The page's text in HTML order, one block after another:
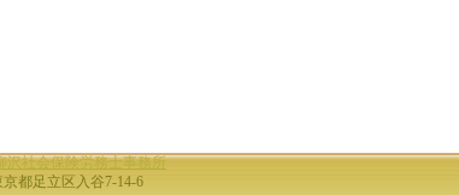
沢社会保険労務士事務所
京都足立区入谷7-14-6